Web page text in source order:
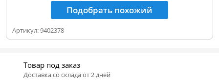
Подобрать похожий
Артикул:9402378
Товар под заказ
Доставка со склада от 2 дней